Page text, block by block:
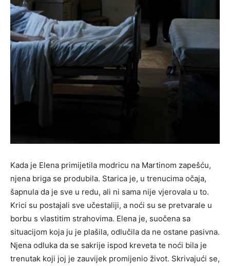
Kada je Elena primijetila modricu na Martinom zapešću,
njena briga se produbila. Starica je, u trenucima očaja,
šapnula da je sve u redu, ali ni sama nije vjerovala u to.
Krici su postajali sve učestaliji, a noći su se pretvarale u
borbu s vlastitim strahovima. Elena je, suočena sa
situacijom koja ju je plašila, odlučila da ne ostane pasivna.
Njena odluka da se sakrije ispod kreveta te noći bila je
trenutak koji joj je zauvijek promijenio život. Skrivajući se,